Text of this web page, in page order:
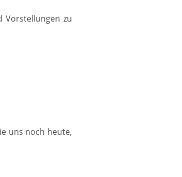
Vorstellungen zu
uns noch heute,